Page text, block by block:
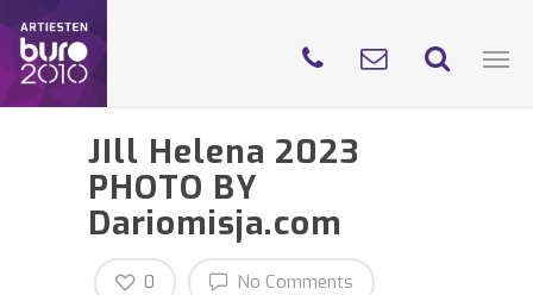
JIll Helena 2023
PHOTO BY
Dariomisja.com
No Comments
0